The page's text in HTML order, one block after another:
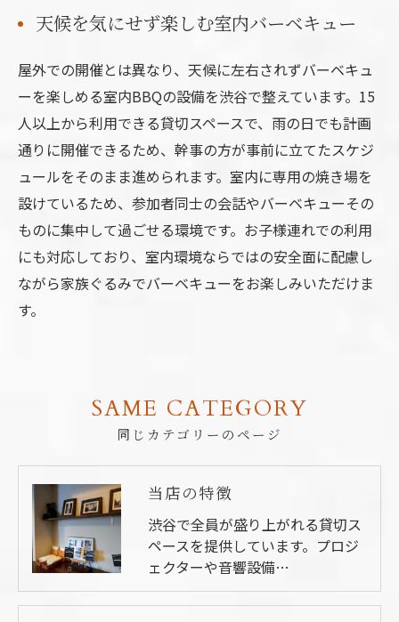
天候を気にせず楽しむ室内バーベキュー
屋外での開催とは異なり、天候に左右されずバーベキュ
ーを楽しめる室内BBQの設備を渋谷で整えています。15
人以上から利用できる貸切スペースで、雨の日でも計画
通りに開催できるため、幹事の方が事前に立てたスケジ
ュールをそのまま進められます。室内に専用の焼き場を
設けているため、参加者同士の会話やバーベキューその
ものに集中して過ごせる環境です。お子様連れでの利用
にも対応しており、室内環境ならではの安全面に配慮し
ながら家族ぐるみでバーベキューをお楽しみいただけま
す。
同じカテゴリーのページ
SAME CATEGORY
当店の特徴
渋谷で全員が盛り上がれる貸切ス
ペースを提供しています。プロジ
ェクターや音響設備…